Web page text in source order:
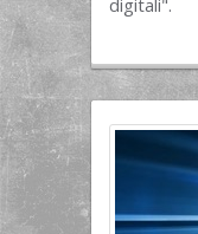
digitali".